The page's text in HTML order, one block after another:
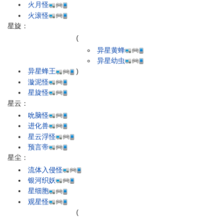
火月怪
火滚怪
星旋：
异星蜂王
(
异星黄蜂
异星幼虫
)
漩泥怪
星旋怪
星云：
吮脑怪
进化兽
星云浮怪
预言帝
星尘：
流体入侵怪
银河织妖
星细胞
观星怪
(